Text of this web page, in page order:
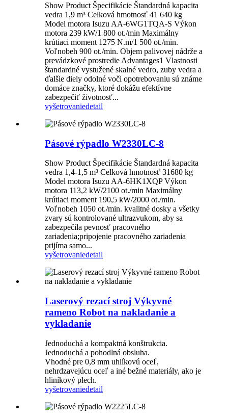
Show Product Špecifikácie Štandardná kapacita
vedra 1,9 m³ Celková hmotnosť 41 640 kg
Model motora Isuzu AA-6WG1TQA-S Výkon
motora 239 kW/1 800 ot./min Maximálny
krútiaci moment 1275 N.m/1 500 ot./min.
Voľnobeh 900 ot./min. Objem palivovej nádrže a
prevádzkové prostredie Advantages1 Vlastnosti
štandardné vystužené skalné vedro, zuby vedra a
ďalšie diely odolné voči opotrebovaniu sú známe
domáce značky, ktoré dokážu efektívne
zabezpečiť životnosť...
vyšetrovaniedetail
Pásové rýpadlo W2330LC-8
Show Product Špecifikácie Štandardná kapacita
vedra 1,4-1,5 m³ Celková hmotnosť 31680 kg
Model motora Isuzu AA-6HK1XQP Výkon
motora 113,2 kW/2100 ot./min Maximálny
krútiaci moment 190,5 kW/2000 ot./min.
Voľnobeh 1050 ot./min. kvalitné dosky a všetky
zvary sú kontrolované ultrazvukom, aby sa
zabezpečila pevnosť pracovného
zariadenia;pripojenie pracovného zariadenia
prijíma samo...
vyšetrovaniedetail
Laserový rezací stroj Výkyvné
rameno Robot na nakladanie a
vykladanie
Jednoduchá a kompaktná konštrukcia.
Jednoduchá a pohodlná obsluha.
Vhodné pre 0,8 mm uhlíkovú oceľ,
nehrdzavejúcu oceľ a iné bežné materiály, ako je
hliníkový plech.
vyšetrovaniedetail